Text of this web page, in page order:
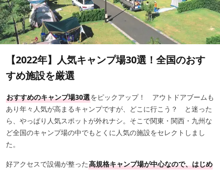
【2022年】人気キャンプ場30選！全国のおす
すめ施設を厳選
おすすめのキャンプ場30選をピックアップ！ アウトドアブームも
あり年々人気が高まるキャンプですが、どこに行こう？ と迷った
ら、やっぱり人気スポットが外れナシ。そこで関東・関西・九州な
ど全国のキャンプ場の中でもとくに人気の施設をセレクトしまし
た。
好アクセスで設備が整った高規格キャンプ場が中心なので、はじめ